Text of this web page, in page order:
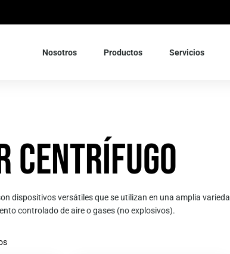
Nosotros Productos Servicios
Centrífugo
dispositivos versátiles que se utilizan en una amplia
controlado de aire o gases (no explosivos).